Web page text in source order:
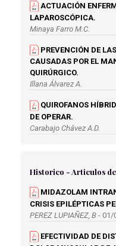
ACTUACIÓN
LAPAROSCÓPICA.
Minaya Farro M.C.
PREVENCIÓN DE
CAUSADAS POR EL
QUIRÚRGICO.
Illana Álvarez A.
QUIROFANOS
DE OPERAR.
Carabajo Chávez A.D.
Fernández Rodríguez A.
PACIENTES
Álvarez Torres E.M.
VALORACIÓN Y
Historico - Articulos
MIDAZOLAM
CRISIS EPILÉPTICAS
PEREZ LUPIAÑEZ, B - 01/
EFECTIVIDAD DE